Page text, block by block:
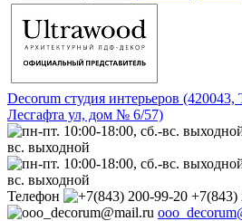
Decorum студия интерьеров (420043,
Лесгафта ул, дом № 6/57)
вс. выходной
вс. выходной
Телефон
+7(843)